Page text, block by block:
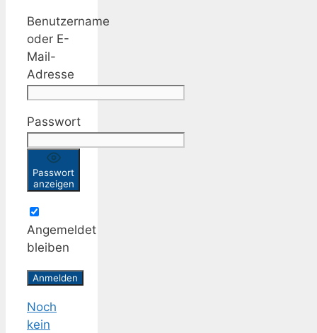
Benutzername
oder E-
Mail-
Adresse
Passwort
Passwort
anzeigen
Angemeldet
bleiben
Noch
kein